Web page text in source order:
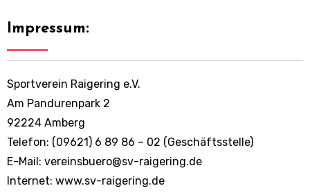
Impressum:
Sportverein Raigering e.V.
Am Pandurenpark 2
92224 Amberg
Telefon: (09621) 6 89 86 – 02 (Geschäftsstelle)
E-Mail: vereinsbuero@sv-raigering.de
Internet: www.sv-raigering.de